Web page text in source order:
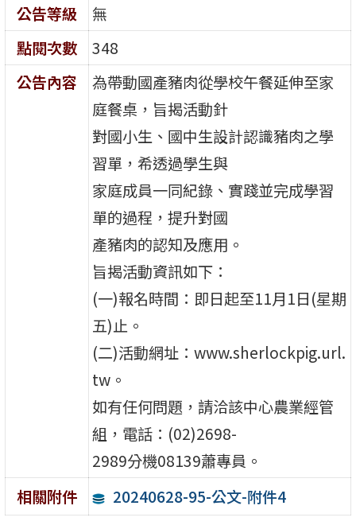
公告等級
無
點閱次數
348
公告內容
為帶動國產豬肉從學校午餐延伸至家
庭餐桌，旨揭活動針
對國小生、國中生設計認識豬肉之學
習單，希透過學生與
家庭成員一同紀錄、實踐並完成學習
單的過程，提升對國
產豬肉的認知及應用。
旨揭活動資訊如下：
(一)報名時間：即日起至11月1日(星期
五)止。
(二)活動網址：www.sherlockpig.url.
tw。
如有任何問題，請洽該中心農業經管
組，電話：(02)2698-
2989分機08139蕭專員。
相關附件
20240628-95-公文-附件4